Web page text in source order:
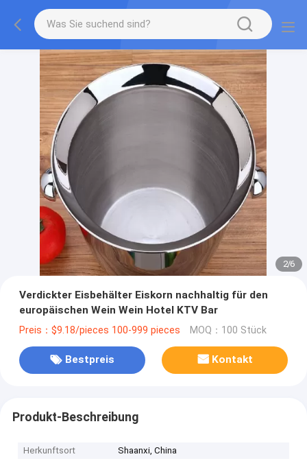
2/6
Verdickter Eisbehälter Eiskorn nachhaltig für den
europäischen Wein Wein Hotel KTV Bar
Preis：$9.18/pieces 100-999 pieces MOQ：100 Stück
Bestpreis Kontakt
Produkt-Beschreibung
Herkunftsort
Shaanxi, China